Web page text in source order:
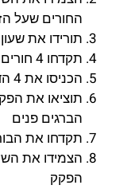
החורים שעל
תורידו את
תקדחו 4 חורים איפה שסימנתם
הכניסו את 4 הדיבלים לתוך החורים
תוציאו את
הברגים פנים
תקדחו את הבורג
הצמידו את
הפקק